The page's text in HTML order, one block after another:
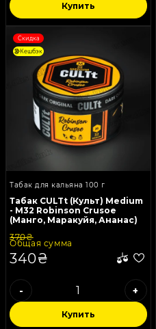
Купить
Скидка
Кешбэк
Табак для кальяна 100 г
Табак CULTt (Культ) Medium
- M32 Robinson Crusoe
(Манго, Маракуйя, Ананас)
370₴
Общая сумма
340₴
- +
Купить